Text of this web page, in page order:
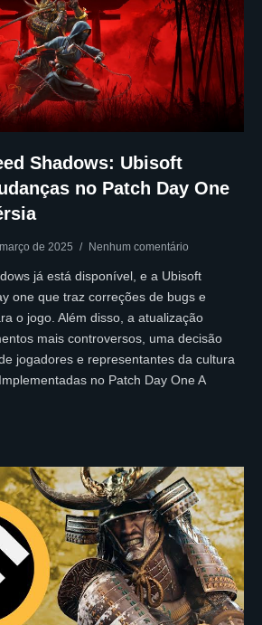
Shadows: Ubisoft
no Patch Day One
de 2025 Nenhum comentário
já está disponível, e a Ubisoft
one que traz correções de bugs e
o jogo. Além disso, a atualização
mais controversos, uma decisão
jogadores e representantes da cultura
no Patch Day One A